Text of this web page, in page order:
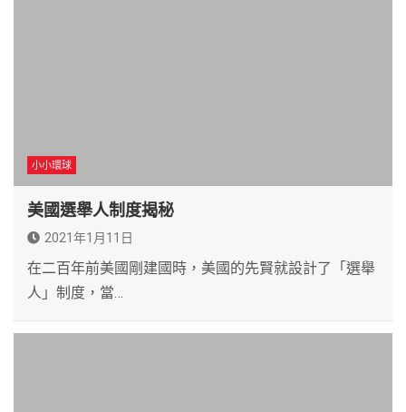
小小環球
美國選舉人制度揭秘
2021年1月11日
在二百年前美國剛建國時，美國的先賢就設計了「選舉
人」制度，當…